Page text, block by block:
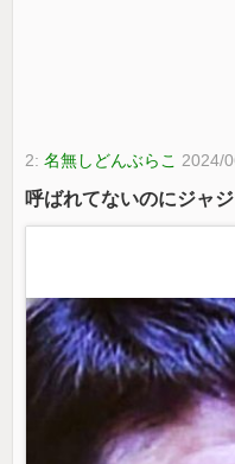
2:名無しどんぶらこ 2024/
呼ばれてないのにジャ